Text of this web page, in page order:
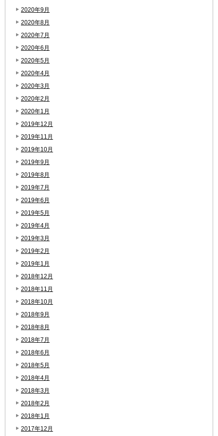
2020年9月
2020年8月
2020年7月
2020年6月
2020年5月
2020年4月
2020年3月
2020年2月
2020年1月
2019年12月
2019年11月
2019年10月
2019年9月
2019年8月
2019年7月
2019年6月
2019年5月
2019年4月
2019年3月
2019年2月
2019年1月
2018年12月
2018年11月
2018年10月
2018年9月
2018年8月
2018年7月
2018年6月
2018年5月
2018年4月
2018年3月
2018年2月
2018年1月
2017年12月